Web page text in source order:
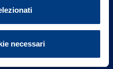
necessari